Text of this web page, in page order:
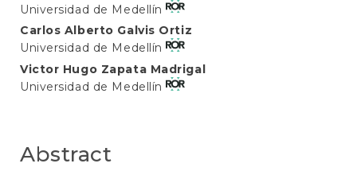
Universidad de Medellín
Carlos Alberto Galvis Ortiz
Universidad de Medellín
Victor Hugo Zapata Madrigal
Universidad de Medellín
Abstract